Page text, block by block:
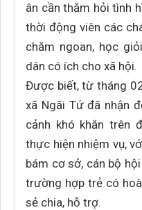
ân cần thăm hỏi tình
thời động viên các
chăm ngoan, học
dân có ích cho xã hội.
Được biết, từ tháng
xã Ngãi Tứ đã nhận
cảnh khó khăn trên
thực hiện nhiệm vụ,
bám cơ sở, cán bộ
trường hợp trẻ có
sẻ chia, hỗ trợ.